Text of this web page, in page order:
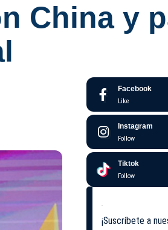
China y
Facebook
Like
Instagram
Follow
Tiktok
Follow
¡Suscríbete a